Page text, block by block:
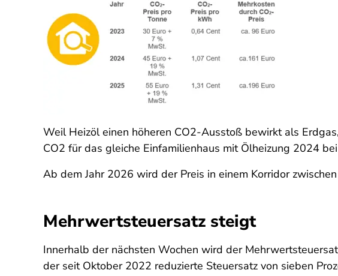
Weil Heizöl einen höheren CO2-Ausstoß bewirkt als
CO2 für das gleiche Einfamilienhaus mit Ölheizung 2024
Ab dem Jahr 2026 wird der Preis in einem Korridor
Mehrwertsteuersatz steigt
Innerhalb der nächsten Wochen wird der
der seit Oktober 2022 reduzierte Steuersatz von sieben